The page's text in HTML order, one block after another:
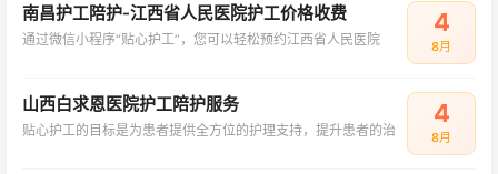
南昌护工陪护-江西省人民医院护工价格收费
通过微信小程序“贴心护工”，您可以轻松预约江西省人民医院
4
8月
山西白求恩医院护工陪护服务
贴心护工的目标是为患者提供全方位的护理支持，提升患者的治
4
8月